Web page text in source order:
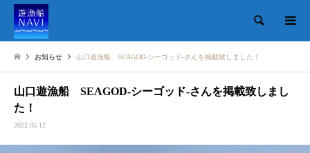
検索
お知らせ 山口遊漁船 SEAGOD-シーゴッド-さんを掲載致しました！
山口遊漁船 SEAGOD-シーゴッド-さんを掲載致しまし
た！
2022.05.12